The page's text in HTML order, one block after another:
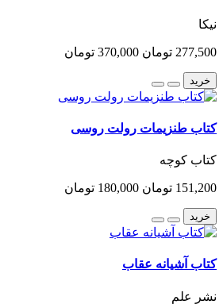
نیکا
277,500 تومان 370,000 تومان
خرید
کتاب طنزیمات رولت روسی
کتاب کوچه
151,200 تومان 180,000 تومان
خرید
کتاب آشیانه عقاب
نشر علم